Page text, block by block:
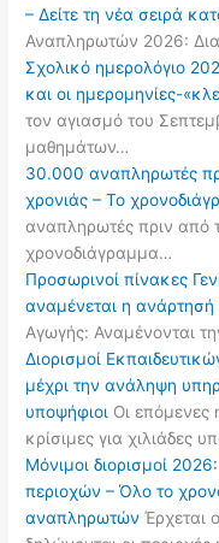
– Δείτε τη νέα σειρά
Αναπληρωτών 2026:
Σχολικό ημερολόγιο
και οι ημερομηνίες-
τον αγιασμό του
μαθημάτων…
30.000 αναπληρωτές
χρονιάς – Το
αναπληρωτές πριν από
χρονοδιάγραμμα…
Προσωρινοί πίνακες
αναμένεται η ανάρτησή
Αγωγής: Αναμένονται
Διορισμοί
μέχρι την ανάληψη
υποψήφιοι Οι επόμενες
κρίσιμες για χιλιάδες
Μόνιμοι διορισμοί
περιοχών – Όλο το
αναπληρωτών Έρχεται